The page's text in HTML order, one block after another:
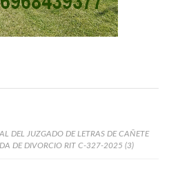
DEL JUZGADO DE LETRAS DE CAÑETE
DE DIVORCIO RIT C-327-2025 (3)